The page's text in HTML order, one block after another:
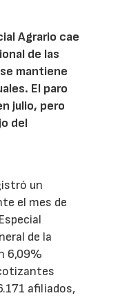
Agrario cae
de las
mantiene
El paro
julio, pero
del
un
el mes de
de la
6,09%
afiliados,